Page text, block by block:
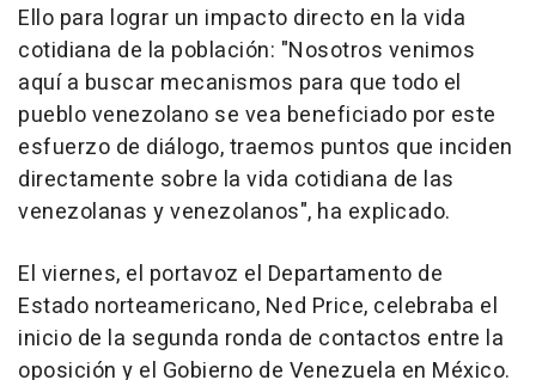
Ello para lograr un impacto directo en la vida
cotidiana de la población: "Nosotros venimos
aquí a buscar mecanismos para que todo el
pueblo venezolano se vea beneficiado por este
esfuerzo de diálogo, traemos puntos que inciden
directamente sobre la vida cotidiana de las
venezolanas y venezolanos", ha explicado.
El viernes, el portavoz el Departamento de
Estado norteamericano, Ned Price, celebraba el
inicio de la segunda ronda de contactos entre la
oposición y el Gobierno de Venezuela en México.